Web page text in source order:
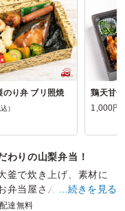
のり弁 ブリ照焼
）
鶏天甘
1,000円
わりの山梨弁当！
釜で炊き上げ、素材に
弁当屋さんです。様々
当を用意しました。
…続きを見る
達無料